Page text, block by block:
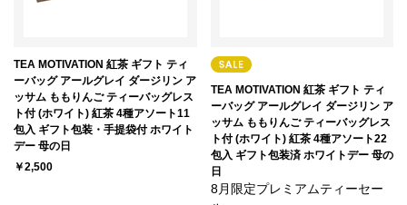
TEA MOTIVATION 紅茶 ギフト ティ
ーバッグ アールグレイ ダージリン ア
ッサム ももりんご ティーバッグレス
ト付 (ホワイト) 紅茶 4種アソート11
包入 ギフト包装・手提袋付 ホワイト
デー 母の日
￥2,500
TEA MOTIVATION 紅茶 ギフト ティ
ーバッグ アールグレイ ダージリン ア
ッサム ももりんご ティーバッグレス
ト付 (ホワイト) 紅茶 4種アソート22
包入 ギフト包装済 ホワイトデー 母の
日
8月限定プレミアムティーセー